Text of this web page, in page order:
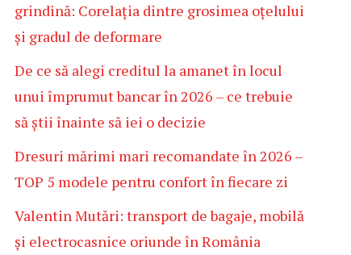
grindină: Corelația dintre grosimea oțelului
și gradul de deformare
De ce să alegi creditul la amanet în locul
unui împrumut bancar în 2026 – ce trebuie
să știi înainte să iei o decizie
Dresuri mărimi mari recomandate în 2026 –
TOP 5 modele pentru confort în fiecare zi
Valentin Mutări: transport de bagaje, mobilă
și electrocasnice oriunde în România